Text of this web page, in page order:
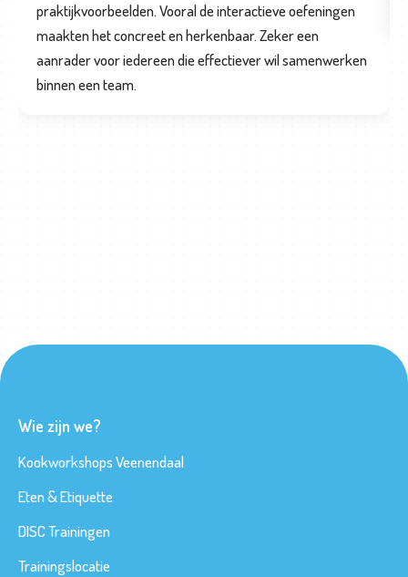
praktijkvoorbeelden. Vooral de interactieve oefeningen
maakten het concreet en herkenbaar. Zeker een
aanrader voor iedereen die effectiever wil samenwerken
binnen een team.
Wie zijn we?
Kookworkshops Veenendaal
Eten & Etiquette
DISC Trainingen
Trainingslocatie